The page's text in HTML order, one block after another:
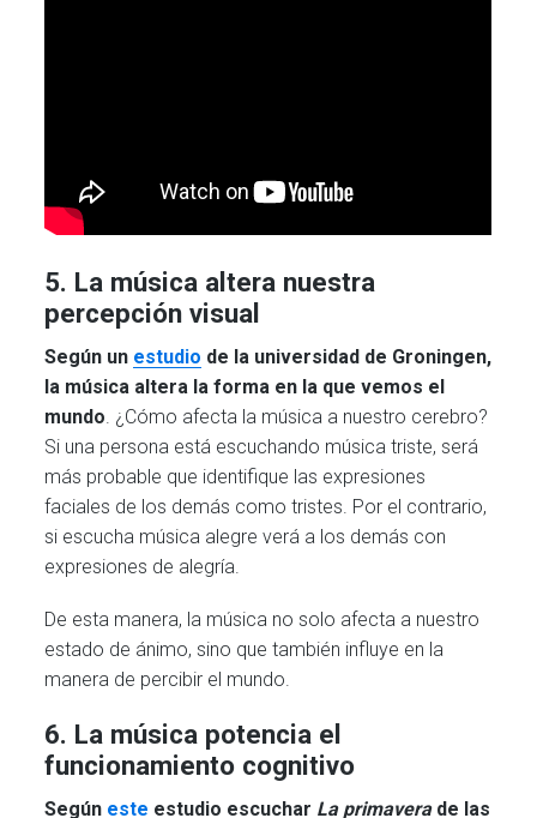
5. La música altera nuestra
percepción visual
Según un estudio de la universidad de Groningen,
la música altera la forma en la que vemos el
mundo. ¿Cómo afecta la música a nuestro cerebro?
Si una persona está escuchando música triste, será
más probable que identifique las expresiones
faciales de los demás como tristes. Por el contrario,
si escucha música alegre verá a los demás con
expresiones de alegría.
De esta manera, la música no solo afecta a nuestro
estado de ánimo, sino que también influye en la
manera de percibir el mundo.
6. La música potencia el
funcionamiento cognitivo
Según este estudio escuchar La primavera de las